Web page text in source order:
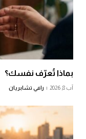
بماذا تُعرّف نفسك؟
آب 8, 2026 رافي تشابريان